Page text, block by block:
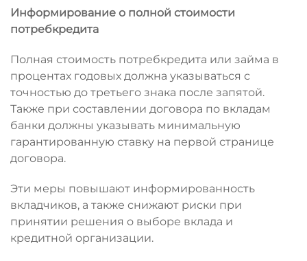
Информирование о полной стоимости
потребкредита
Полная стоимость потребкредита или займа в
процентах годовых должна указываться с
точностью до третьего знака после запятой.
Также при составлении договора по вкладам
банки должны указывать минимальную
гарантированную ставку на первой странице
договора.
Эти меры повышают информированность
вкладчиков, а также снижают риски при
принятии решения о выборе вклада и
кредитной организации.